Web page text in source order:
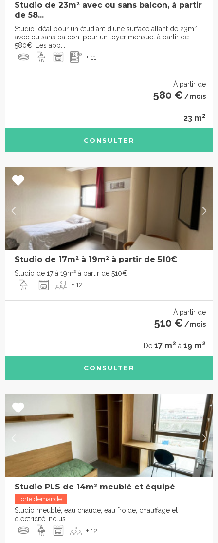
Studio de 23m² avec ou sans balcon, à partir
de 58...
Studio idéal pour un étudiant d'une surface allant de 23m²
avec ou sans balcon, pour un loyer mensuel à partir de
580€. Les app...
+ 11
À partir de
580 € /mois
23 m2
CONSULTER
Studio de 17m² à 19m² à partir de 510€
Studio de 17 à 19m² à partir de 510€
+ 12
À partir de
510 € /mois
De 17 m2 à 19 m2
CONSULTER
Studio PLS de 14m² meublé et équipé
Forte demande !
Studio meublé, eau chaude, eau froide, chauffage et
électricité inclus.
+ 12